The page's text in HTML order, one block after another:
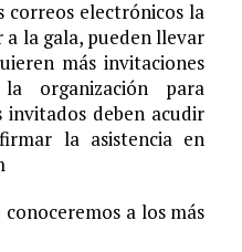
correos electrónicos la
la gala, pueden llevar
más invitaciones
organización para
deben acudir
la asistencia en
a los más